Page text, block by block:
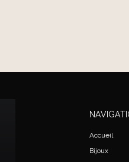
Accueil
Bijoux